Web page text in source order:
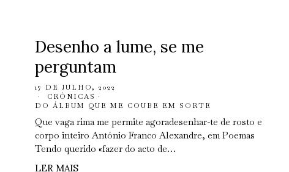
Desenho a lume, se me
perguntam
17 DE JULHO, 2022
CRÓNICAS ·
DO ÁLBUM QUE ME COUBE EM SORTE
Que vaga rima me permite agoradesenhar-te de rosto e
corpo inteiro António Franco Alexandre, em Poemas
Tendo querido «fazer do acto de…
LER MAIS